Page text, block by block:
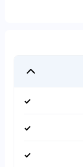
✓
✓
✓